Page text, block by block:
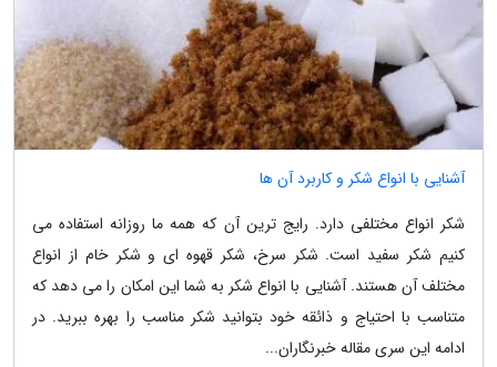
آشنایی با انواع شکر و کاربرد آن ها
شکر انواع مختلفی دارد. رایج ترین آن که همه ما روزانه استفاده می
کنیم شکر سفید است. شکر سرخ، شکر قهوه ای و شکر خام از انواع
مختلف آن هستند. آشنایی با انواع شکر به شما این امکان را می دهد که
متناسب با احتیاج و ذائقه خود بتوانید شکر مناسب را بهره ببرید. در
ادامه این سری مقاله خبرنگاران...